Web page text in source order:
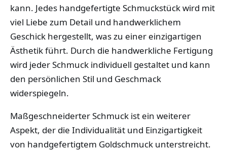
kann. Jedes handgefertigte Schmuckstück wird mit
viel Liebe zum Detail und handwerklichem
Geschick hergestellt, was zu einer einzigartigen
Ästhetik führt. Durch die handwerkliche Fertigung
wird jeder Schmuck individuell gestaltet und kann
den persönlichen Stil und Geschmack
widerspiegeln.
Maßgeschneiderter Schmuck ist ein weiterer
Aspekt, der die Individualität und Einzigartigkeit
von handgefertigtem Goldschmuck unterstreicht.